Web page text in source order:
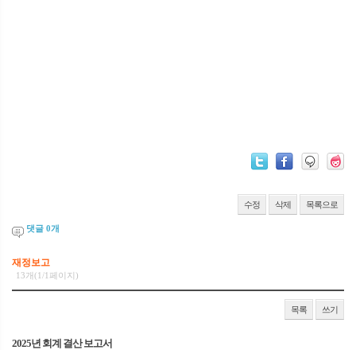
수정 삭제 목록으로
댓글 0개
재정보고
13개(1/1페이지)
목록 쓰기
2025년 회계 결산 보고서